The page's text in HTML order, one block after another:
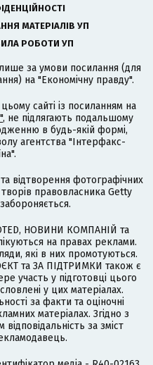
МАТЕРІАЛІВ УП
РОБОТИ УП
за умови посилання (для
на "Економічну правду".
сайті із посиланням на
, не підлягають подальшому
в будь-якій формі,
агентства "Інтерфакс-
відтворення фотографічних
творів правовласника Getty
НОВИНИ КОМПАНІЙ та
на правах реклами.
які в них промотуються.
та ЗА ПІДТРИМКИ також є
участь у підготовці цього
у цих матеріалах.
за факти та оціночні
матеріалах. Згідно з
за зміст